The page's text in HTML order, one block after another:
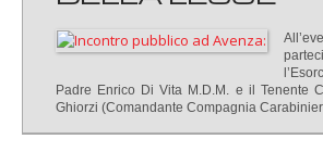
Padre Enrico Di Vita M.D.M. e il Tenente
Ghiorzi (Comandante Compagnia